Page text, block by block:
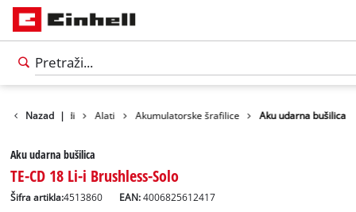
Nazad |
Proizvodi Alati Akumulatorske šrafilice Aku udarna bušilica
Aku udarna bušilica
TE-CD 18 Li-i Brushless-Solo
Šifra artikla:4513860 EAN:4006825612417